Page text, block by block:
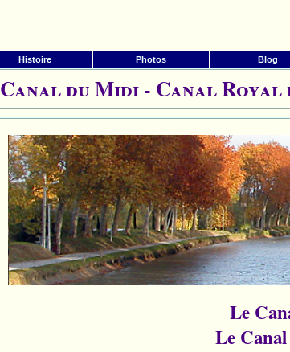
Histoire Photos Blog
Canal du Midi - Canal Royal
Le
Le